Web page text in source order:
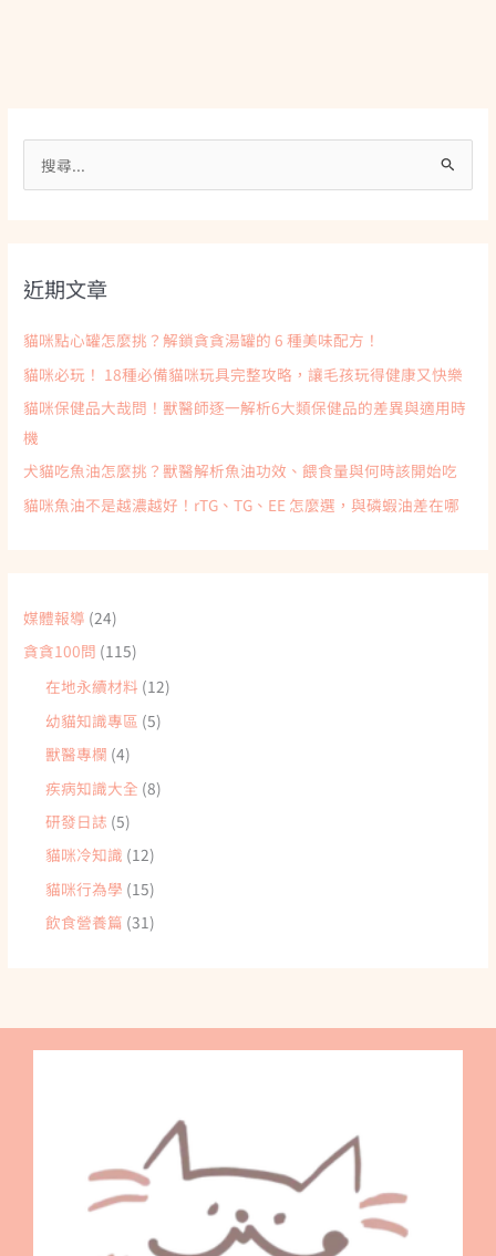
尋
字
近期文章
貓咪點心罐怎麼挑？解鎖貪貪湯罐的 6 種美味配方！
貓咪必玩！ 18種必備貓咪玩具完整攻略，讓毛孩玩得健康又快樂
貓咪保健品大哉問！獸醫師逐一解析6大類保健品的差異與適用時
機
犬貓吃魚油怎麼挑？獸醫解析魚油功效、餵食量與何時該開始吃
貓咪魚油不是越濃越好！rTG、TG、EE 怎麼選，與磷蝦油差在哪
媒體報導 (24)
貪貪100問 (115)
在地永續材料 (12)
幼貓知識專區 (5)
獸醫專欄 (4)
疾病知識大全 (8)
研發日誌 (5)
貓咪冷知識 (12)
貓咪行為學 (15)
飲食營養篇 (31)